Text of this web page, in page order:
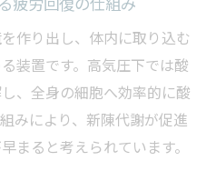
作り出し、体内に取り込む
装置です。高気圧下では酸
、全身の細胞へ効率的に酸
みにより、新陳代謝が促進
まると考えられています。